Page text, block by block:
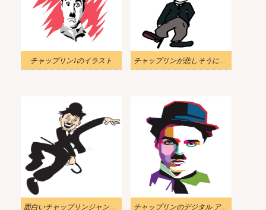
チャップリン1のイラスト チャップリンが悲しそうに見えるイラスト
面白いチャップリンジャンプイラスト チャップリンのデジタル アート イラスト